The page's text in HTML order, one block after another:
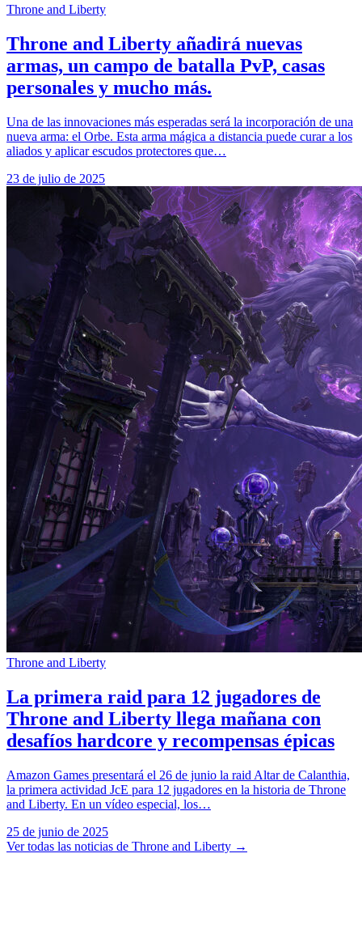
Throne and Liberty
Throne and Liberty añadirá nuevas
armas, un campo de batalla PvP, casas
personales y mucho más.
Una de las innovaciones más esperadas será la incorporación de una
nueva arma: el Orbe. Esta arma mágica a distancia puede curar a los
aliados y aplicar escudos protectores que…
23 de julio de 2025
Throne and Liberty
La primera raid para 12 jugadores de
Throne and Liberty llega mañana con
desafíos hardcore y recompensas épicas
Amazon Games presentará el 26 de junio la raid Altar de Calanthia,
la primera actividad JcE para 12 jugadores en la historia de Throne
and Liberty. En un vídeo especial, los…
25 de junio de 2025
Ver todas las noticias de Throne and Liberty →